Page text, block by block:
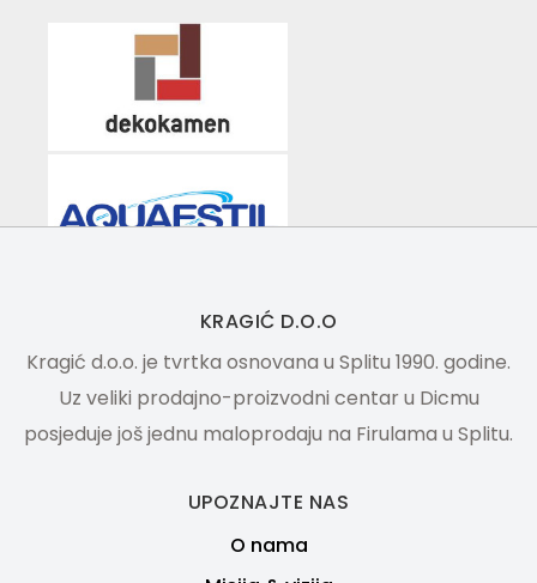
KRAGIĆ D.O.O
Kragić d.o.o. je tvrtka osnovana u Splitu 1990. godine.
Uz veliki prodajno-proizvodni centar u Dicmu
posjeduje još jednu maloprodaju na Firulama u Splitu.
UPOZNAJTE NAS
O nama